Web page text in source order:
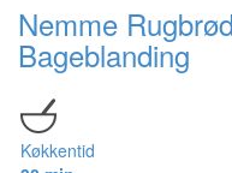
Nemme
Bageblanding
Køkkentid